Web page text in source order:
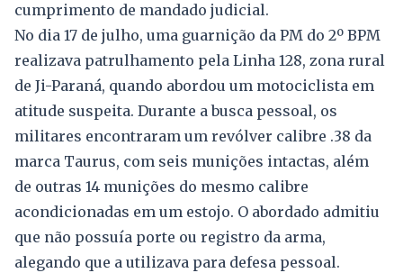
cumprimento de mandado judicial.
No dia 17 de julho, uma guarnição da PM do 2º BPM
realizava patrulhamento pela Linha 128, zona rural
de Ji-Paraná, quando abordou um motociclista em
atitude suspeita. Durante a busca pessoal, os
militares encontraram um revólver calibre .38 da
marca Taurus, com seis munições intactas, além
de outras 14 munições do mesmo calibre
acondicionadas em um estojo. O abordado admitiu
que não possuía porte ou registro da arma,
alegando que a utilizava para defesa pessoal.